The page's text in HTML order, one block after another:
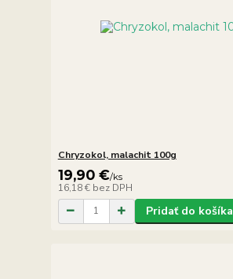
Chryzokol, malachit 100g
19,90 €/ks
16,18 € bez DPH
Pridať do košíka